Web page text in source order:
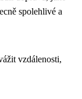
spolehlivé a
vzdálenosti,